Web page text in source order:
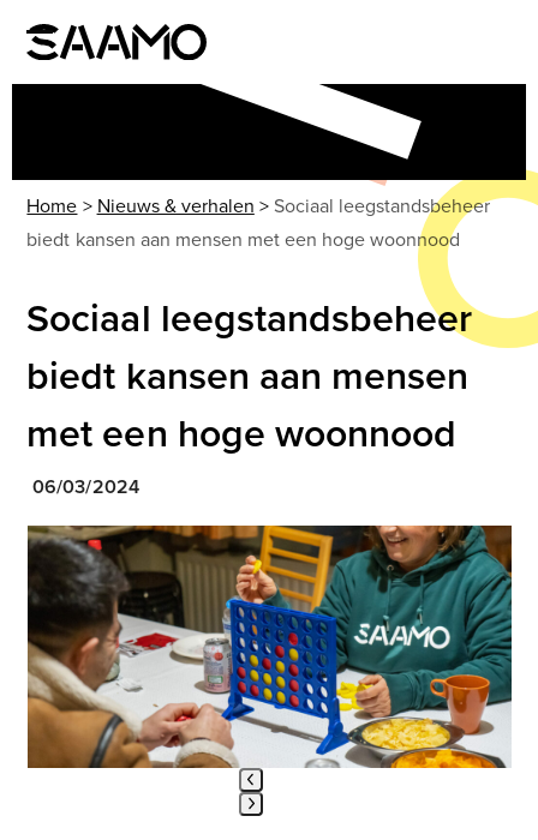
content
Open
mobile
Close
mobile
Home > Nieuws & verhalen >Sociaal leegstandsbeheer
biedt kansen aan mensen met een hoge woonnood
Sociaal leegstandsbeheer
biedt kansen aan mensen
met een hoge woonnood
06/03/2024
Use
left
right
arrow
keys
to
access
the